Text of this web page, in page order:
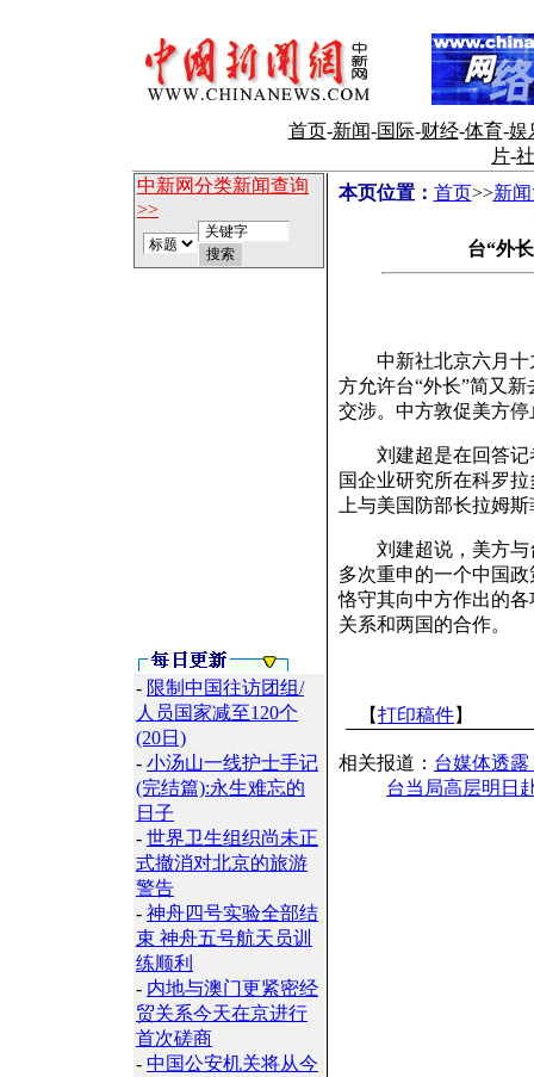
首页-新闻-国际-财经-体育-娱
片-
中新网分类新闻查询
>>
- 限制中国往访团组/
人员国家减至120个
(20日)
- 小汤山一线护士手记
(完结篇):永生难忘的
日子
- 世界卫生组织尚未正
式撤消对北京的旅游
警告
- 神舟四号实验全部结
束 神舟五号航天员训
练顺利
- 内地与澳门更紧密经
贸关系今天在京进行
首次磋商
- 中国公安机关将从今
本页位置： 首页>>新
台“外
中新社北京六月十
方允许台“外长”简又
交涉。中方敦促美方
刘建超是在回答记者
国企业研究所在科罗
上与美国防部长拉姆
刘建超说，美方与
多次重申的一个中国
恪守其向中方作出的
关系和两国的合作。
【打印稿件】
相关报道： 台媒体透
台当局高层明日